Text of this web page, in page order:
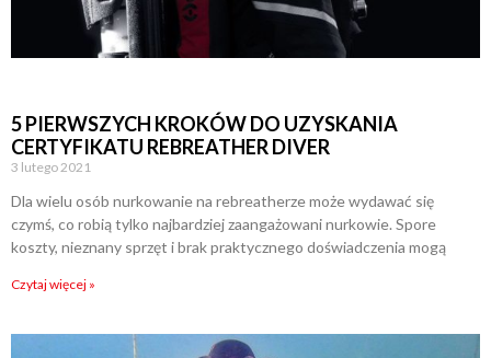
5 PIERWSZYCH KROKÓW DO UZYSKANIA
CERTYFIKATU REBREATHER DIVER
3 lutego 2021
Dla wielu osób nurkowanie na rebreatherze może wydawać się
czymś, co robią tylko najbardziej zaangażowani nurkowie. Spore
koszty, nieznany sprzęt i brak praktycznego doświadczenia mogą
Czytaj więcej »